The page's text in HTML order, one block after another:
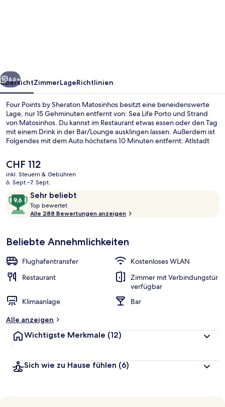
Weiter
46+
ÜbersichtZimmerLageRichtlinien
Four Points by Sheraton Matosinhos besitzt eine beneidenswerte
Lage, nur 15 Gehminuten entfernt von: Sea Life Porto und Strand
von Matosinhos. Du kannst im Restaurant etwas essen oder den Tag
mit einem Drink in der Bar/Lounge ausklingen lassen. Außerdem ist
Folgendes mit dem Auto höchstens 10 Minuten entfernt: Atlstadt
allgemeine Zustand erhalten tolle Bewertungen von anderen
Reisenden. Die Unterkunft ist nur einen kurzen Fußmarsch von den
öffentlichen Verkehrsmitteln entfernt: Zur U-Bahn läuft man 6
Minuten (Station Matosinhos Sul) bzw. 12 Minuten (Station Brito
Capelo).
Der
aktuelle
Preis
CHF 112.
CHF 112
inkl. Steuern & Gebühren
6. Sept.–7. Sept.
Bewertungen
Sehr beliebt
9,6
von
10,
beliebt
Top bewertet
o
b
w
Alle 288 Bewertungen anzeigen
Beliebte Annehmlichkeiten
Flughafentransfer
Kostenloses WLAN
Restaurant
Zimmer mit Verbindungstür
verfügbar
Klimaanlage
Bar
Alle anzeigen
Wichtigste Merkmale (12)
Sich wie zu Hause fühlen (6)